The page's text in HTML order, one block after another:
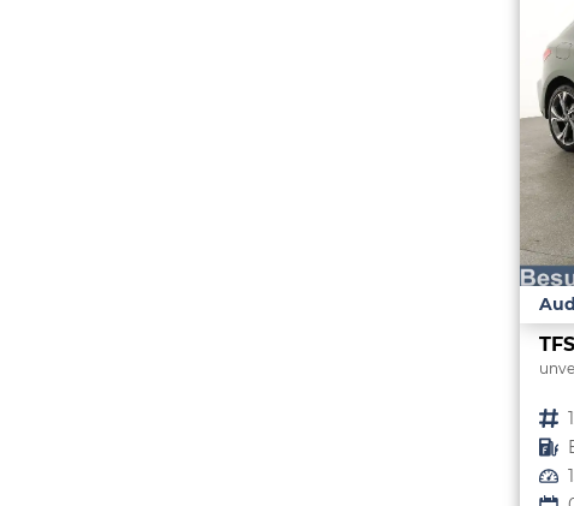
Fahrzeugnr.
Kraftstoff
Leistung